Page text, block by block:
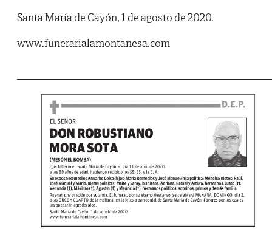
Santa María de Cayón, 1 de agosto de 2020.
www.funerarialamontanesa.com